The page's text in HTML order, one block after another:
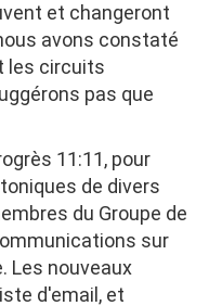
et changeront
avons constaté
les circuits
pas que
11:11, pour
de divers
du Groupe de
sur
Les nouveaux
d'email, et